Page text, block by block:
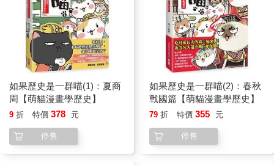
如果歷史是一群喵(1)：夏商
周【萌貓漫畫學歷史】
9 折 特價 378 元
停售
如果歷史是一群喵(2)：春秋
戰國篇【萌貓漫畫學歷史】
79 折 特價 355 元
停售